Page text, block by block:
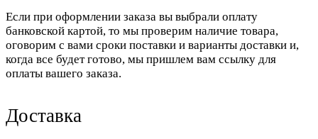
Если при оформлении заказа вы выбрали оплату
банковской картой, то мы проверим наличие товара,
оговорим с вами сроки поставки и варианты доставки и,
когда все будет готово, мы пришлем вам ссылку для
оплаты вашего заказа.
Доставка